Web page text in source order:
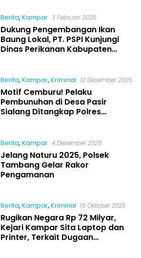
Berita, Kampar 3 Februari 2026
Dukung Pengembangan Ikan
Baung Lokal, PT. PSPI Kunjungi
Dinas Perikanan Kabupaten
Berita, Kampar, Kriminal 12 Desember 2025
Motif Cemburu! Pelaku
Pembunuhan di Desa Pasir
Sialang Ditangkap Polres
Berita, Kampar 4 Desember 2025
Jelang Naturu 2025, Polsek
Tambang Gelar Rakor
Pengamanan
Berita, Kampar, Kriminal 15 Oktober 2025
Rugikan Negara Rp 72 Milyar,
Kejari Kampar Sita Laptop dan
Printer, Terkait Dugaan